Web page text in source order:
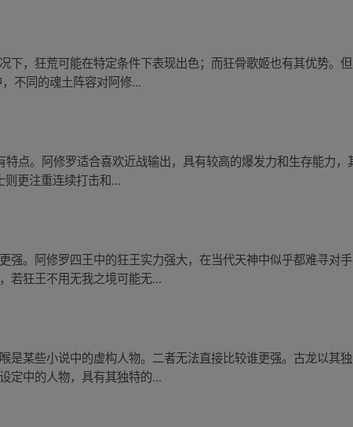
下，狂荒可能在特定条件下表现出色；而狂骨歌姬也有其优势。
不同的魂土阵容对阿修...
点。阿修罗适合喜欢近战输出，具有较高的爆发力和生存能力
更注重连续打击和...
强。阿修罗四王中的狂王实力强大，在当代天神中似乎都难寻对
若狂王不用无我之境可能无...
是某些小说中的虚构人物。二者无法直接比较谁更强。古龙以其
定中的人物，具有其独特的...